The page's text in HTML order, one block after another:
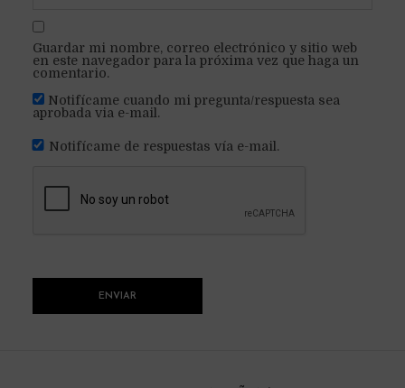
Guardar mi nombre, correo electrónico y sitio web
en este navegador para la próxima vez que haga un
comentario.
Notifícame cuando mi pregunta/respuesta sea
aprobada via e-mail.
Notifícame de respuestas vía e-mail.